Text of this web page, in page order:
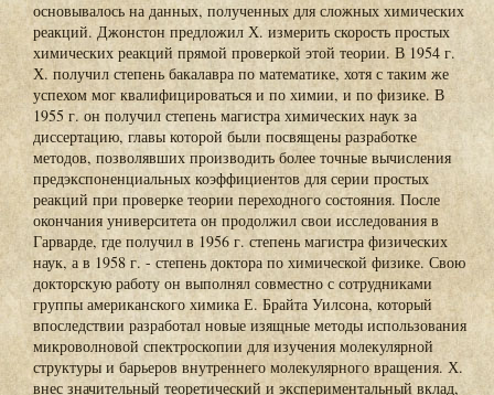
основывалось на данных, полученных для сложных химических
реакций. Джонстон предложил Х. измерить скорость простых
химических реакций прямой проверкой этой теории. В 1954 г.
Х. получил степень бакалавра по математике, хотя с таким же
успехом мог квалифицироваться и по химии, и по физике. В
1955 г. он получил степень магистра химических наук за
диссертацию, главы которой были посвящены разработке
методов, позволявших производить более точные вычисления
предэкспоненциальных коэффициентов для серии простых
реакций при проверке теории переходного состояния. После
окончания университета он продолжил свои исследования в
Гарварде, где получил в 1956 г. степень магистра физических
наук, а в 1958 г. - степень доктора по химической физике. Свою
докторскую работу он выполнял совместно с сотрудниками
группы американского химика Е. Брайта Уилсона, который
впоследствии разработал новые изящные методы использования
микроволновой спектроскопии для изучения молекулярной
структуры и барьеров внутреннего молекулярного вращения. Х.
внес значительный теоретический и экспериментальный вклад,